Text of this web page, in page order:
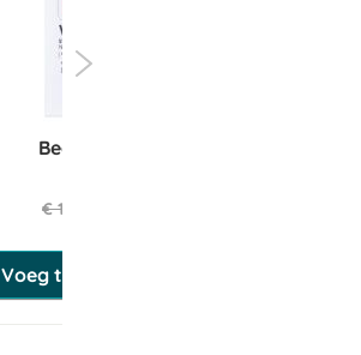
Beaphar Vlo Kill
€ 17,95
Voeg toe aan winkeltas